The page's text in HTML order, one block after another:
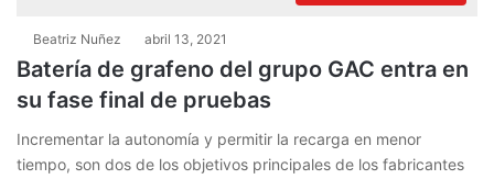
Beatriz Nuñez abril 13, 2021
Batería de grafeno del grupo GAC entra en
su fase final de pruebas
Incrementar la autonomía y permitir la recarga en menor
tiempo, son dos de los objetivos principales de los fabricantes